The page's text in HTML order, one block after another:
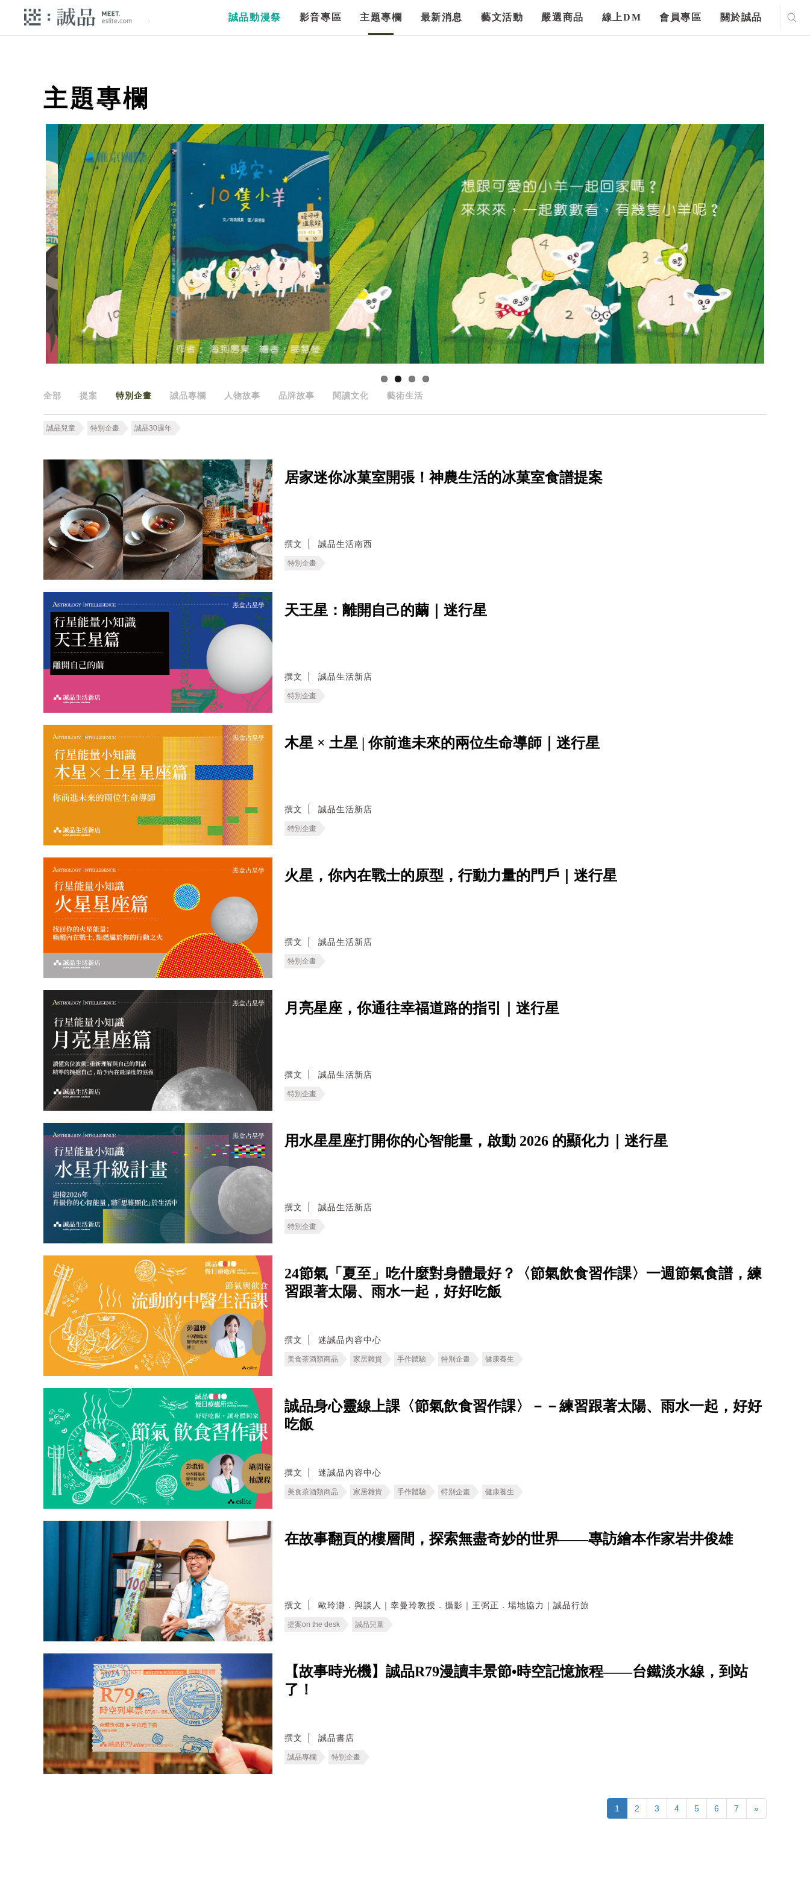
誠品動漫祭 影音專區 主題專欄 最新消息 藝文活動 嚴選商品 線上DM 會員專區 關於誠品
主題專欄
全部 提案 特別企畫 誠品專欄 人物故事 品牌故事 閱讀文化 藝術生活
誠品兒童 特別企畫 誠品30週年
居家迷你冰菓室開張！神農生活的冰菓室食譜提案
撰文 誠品生活南西
特別企畫
天王星：離開自己的繭｜迷行星
撰文 誠品生活新店
特別企畫
木星 × 土星 | 你前進未來的兩位生命導師｜迷行星
撰文 誠品生活新店
特別企畫
火星，你內在戰士的原型，行動力量的門戶｜迷行星
撰文 誠品生活新店
特別企畫
月亮星座，你通往幸福道路的指引｜迷行星
撰文 誠品生活新店
特別企畫
用水星星座打開你的心智能量，啟動 2026 的顯化力｜迷行星
撰文 誠品生活新店
特別企畫
24節氣「夏至」吃什麼對身體最好？〈節氣飲食習作課〉一週節氣食譜，練
習跟著太陽、雨水一起，好好吃飯
撰文 迷誠品內容中心
美食茶酒類商品 家居雜貨 手作體驗 特別企畫 健康養生
誠品身心靈線上課〈節氣飲食習作課〉－－練習跟著太陽、雨水一起，好好
吃飯
撰文 迷誠品內容中心
美食茶酒類商品 家居雜貨 手作體驗 特別企畫 健康養生
在故事翻頁的樓層間，探索無盡奇妙的世界——專訪繪本作家岩井俊雄
撰文 歐玲瀞．與談人｜幸曼玲教授．攝影｜王弼正．場地協力｜誠品行旅
提案on the desk 誠品兒童
【故事時光機】誠品R79漫讀丰景節•時空記憶旅程――台鐵淡水線，到站
了！
撰文 誠品書店
誠品專欄 特別企畫
1 2 3 4 5 6 7 »